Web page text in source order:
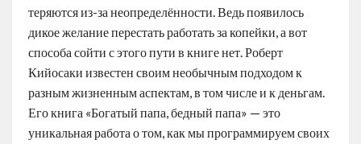
теряются из-за неопределённости. Ведь появилось
дикое желание перестать работать за копейки, а вот
способа сойти с этого пути в книге нет. Роберт
Кийосаки известен своим необычным подходом к
разным жизненным аспектам, в том числе и к деньгам.
Его книга «Богатый папа, бедный папа» — это
уникальная работа о том, как мы программируем своих